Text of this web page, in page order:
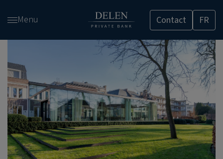
contenu
Menu Contact FR